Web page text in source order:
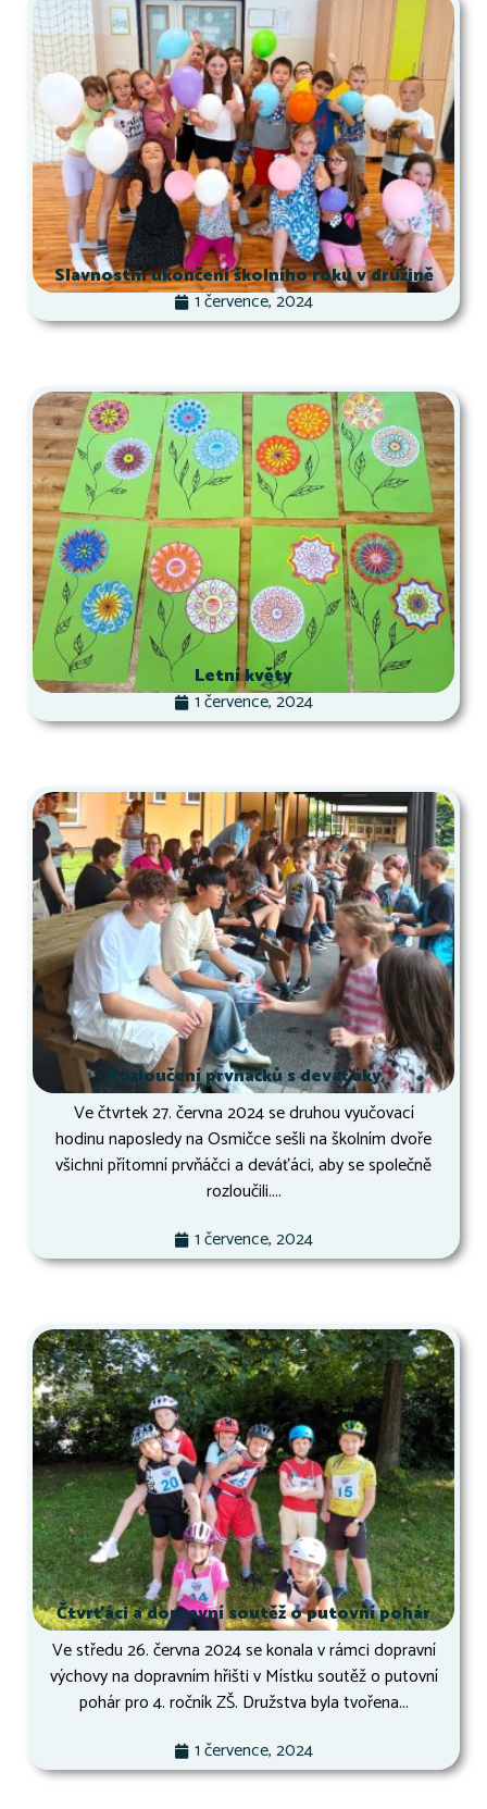
Slavnostní ukončení školního roku v družině
1 července, 2024
Letní květy
1 července, 2024
Rozloučení prvňáčků s deváťáky
Ve čtvrtek 27. června 2024 se druhou vyučovací
hodinu naposledy na Osmičce sešli na školním dvoře
všichni přítomní prvňáčci a deváťáci, aby se společně
rozloučili....
1 července, 2024
Čtvrťáci a dopravní soutěž o putovní pohár
Ve středu 26. června 2024 se konala v rámci dopravní
výchovy na dopravním hřišti v Místku soutěž o putovní
pohár pro 4. ročník ZŠ. Družstva byla tvořena...
1 července, 2024